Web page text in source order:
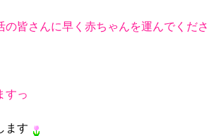
の皆さんに早く赤ちゃんを運んでくださ
ます